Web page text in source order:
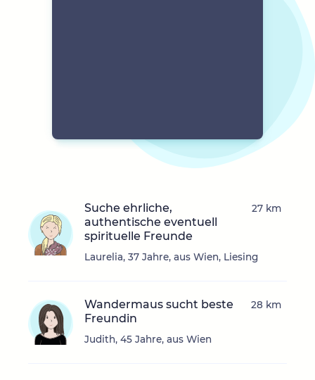
Suche ehrliche,
authentische eventuell
spirituelle Freunde
Laurelia, 37 Jahre, aus Wien, Liesing
27 km
Wandermaus sucht beste
Freundin
Judith, 45 Jahre, aus Wien
28 km